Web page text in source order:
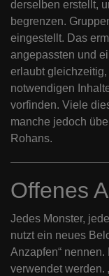
derselben erstellt,
begrenzen.
eingestellt. Das
angepassten und
erlaubt
notwendigen
vorfinden. Viele
manche jedoch
Rohans.
Offenes
Jedes Monster,
nutzt ein neues
Anzapfen“
verwendet werden.